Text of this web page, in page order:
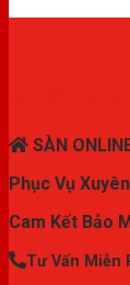
SÀN
Phục Vụ
Cam Kết Bảo
Tư Vấn Miễn